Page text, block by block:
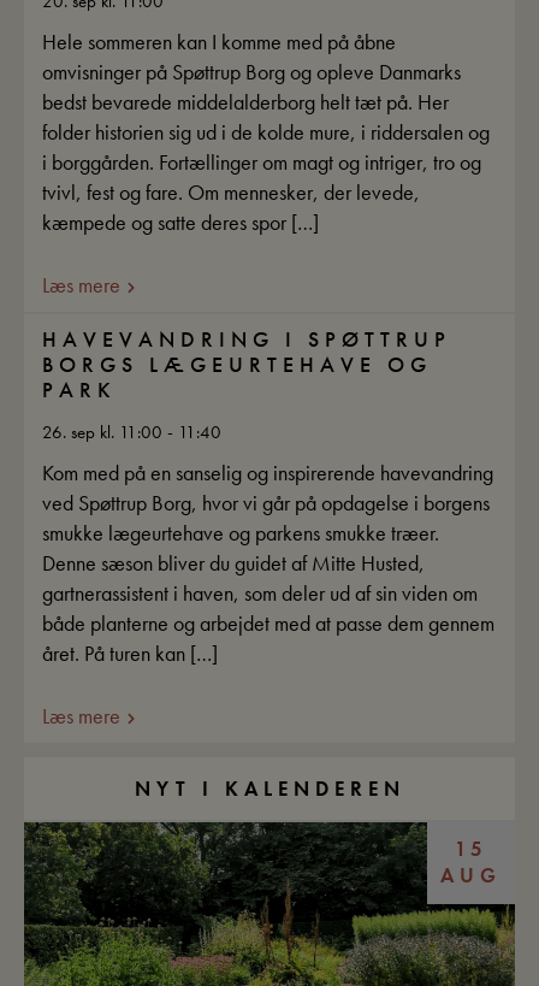
Hele sommeren kan I komme med på åbne
omvisninger på Spøttrup Borg og opleve Danmarks
bedst bevarede middelalderborg helt tæt på. Her
folder historien sig ud i de kolde mure, i riddersalen og
i borggården. Fortællinger om magt og intriger, tro og
tvivl, fest og fare. Om mennesker, der levede,
kæmpede og satte deres spor […]
Læs mere
HAVEVANDRING I SPØTTRUP
BORGS LÆGEURTEHAVE OG
PARK
26. sep kl. 11:00 - 11:40
Kom med på en sanselig og inspirerende havevandring
ved Spøttrup Borg, hvor vi går på opdagelse i borgens
smukke lægeurtehave og parkens smukke træer.
Denne sæson bliver du guidet af Mitte Husted,
gartnerassistent i haven, som deler ud af sin viden om
både planterne og arbejdet med at passe dem gennem
året. På turen kan […]
Læs mere
NYT I KALENDEREN
15
AUG